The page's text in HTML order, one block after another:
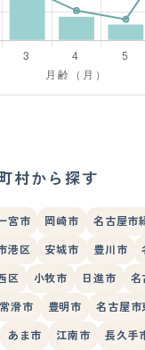
村から探す
宮市 岡崎市 名古屋市
港区 安城市 豊川市
区 小牧市 日進市 名
常滑市 豊明市 名古屋市
あま市 江南市 長久手